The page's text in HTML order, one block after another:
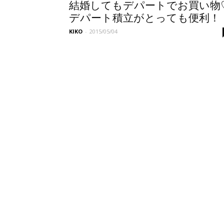
結婚してもデパートでお買い
デパート積立がとっても便利！
KIKO - 2015/05/04